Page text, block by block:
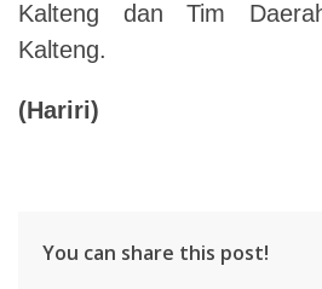
Kalteng dan Tim
Kalteng.
(Hariri)
You can share this post!